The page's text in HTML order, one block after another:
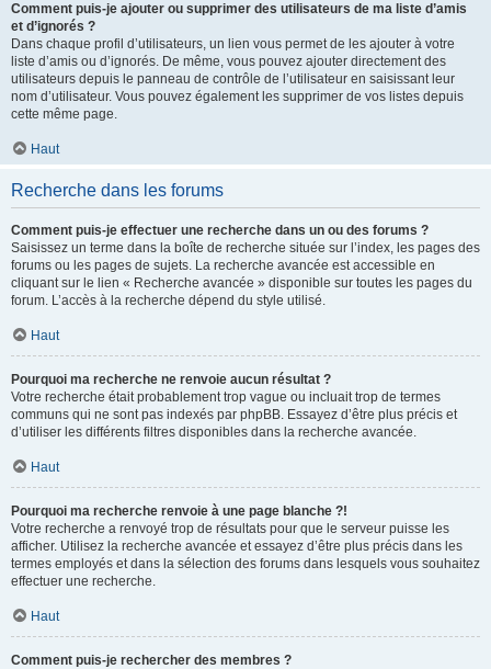
Comment puis-je ajouter ou supprimer des utilisateurs de ma liste d’amis
et d’ignorés ?
Dans chaque profil d’utilisateurs, un lien vous permet de les ajouter à votre
liste d’amis ou d’ignorés. De même, vous pouvez ajouter directement des
utilisateurs depuis le panneau de contrôle de l’utilisateur en saisissant leur
nom d’utilisateur. Vous pouvez également les supprimer de vos listes depuis
cette même page.
Haut
Recherche dans les forums
Comment puis-je effectuer une recherche dans un ou des forums ?
Saisissez un terme dans la boîte de recherche située sur l’index, les pages des
forums ou les pages de sujets. La recherche avancée est accessible en
cliquant sur le lien « Recherche avancée » disponible sur toutes les pages du
forum. L’accès à la recherche dépend du style utilisé.
Haut
Pourquoi ma recherche ne renvoie aucun résultat ?
Votre recherche était probablement trop vague ou incluait trop de termes
communs qui ne sont pas indexés par phpBB. Essayez d’être plus précis et
d’utiliser les différents filtres disponibles dans la recherche avancée.
Haut
Pourquoi ma recherche renvoie à une page blanche ?!
Votre recherche a renvoyé trop de résultats pour que le serveur puisse les
afficher. Utilisez la recherche avancée et essayez d’être plus précis dans les
termes employés et dans la sélection des forums dans lesquels vous souhaitez
effectuer une recherche.
Haut
Comment puis-je rechercher des membres ?